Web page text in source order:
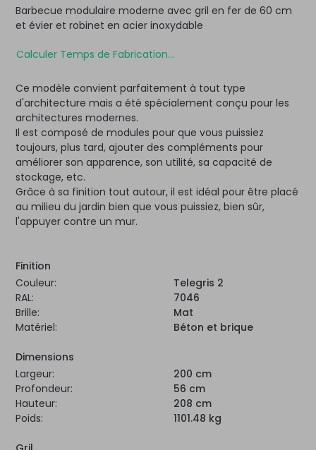
Barbecue modulaire moderne avec gril en fer de 60 cm
et évier et robinet en acier inoxydable
Calculer Temps de Fabrication...
Ce modèle convient parfaitement à tout type
d'architecture mais a été spécialement conçu pour les
architectures modernes.
Il est composé de modules pour que vous puissiez
toujours, plus tard, ajouter des compléments pour
améliorer son apparence, son utilité, sa capacité de
stockage, etc.
Grâce à sa finition tout autour, il est idéal pour être placé
au milieu du jardin bien que vous puissiez, bien sûr,
l'appuyer contre un mur.
Finition
Couleur:
Telegris 2
RAL:
7046
Brille:
Mat
Matériel:
Béton et brique
Dimensions
Largeur:
200 cm
Profondeur:
56 cm
Hauteur:
208 cm
Poids:
1101.48 kg